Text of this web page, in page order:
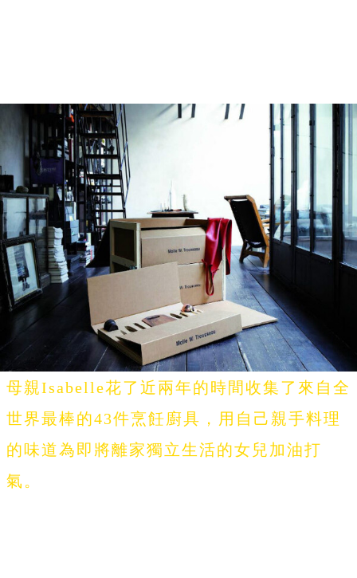
母親Isabelle花了近兩年的時間收集了來自全
世界最棒的43件烹飪廚具，用自己親手料理
的味道為即將離家獨立生活的女兒加油打
氣。